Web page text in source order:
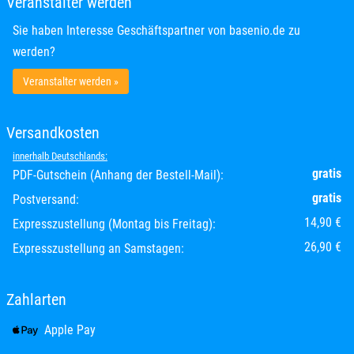
Sie haben Interesse Geschäftspartner von basenio.de zu
werden?
Veranstalter werden »
Versandkosten
innerhalb Deutschlands:
PDF-Gutschein (Anhang der Bestell-Mail):
gratis
Postversand:
gratis
Expresszustellung (Montag bis Freitag):
14,90 €
Expresszustellung an Samstagen:
26,90 €
Zahlarten
Apple Pay